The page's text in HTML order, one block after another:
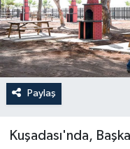
Paylaş
Kuşadası'nda,